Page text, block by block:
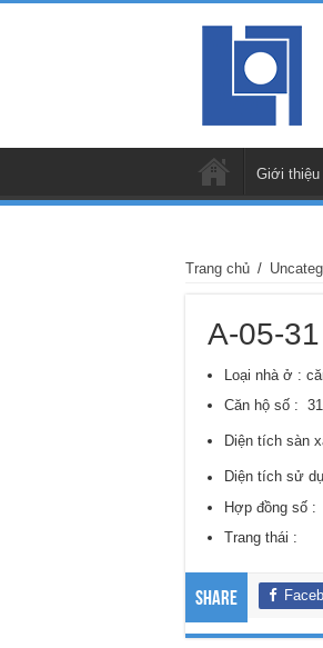
Giới thiệu
Trang chủ /
A-05-31
Loại nhà ở :
Căn hộ
Diện tích sàn
Diện tích sử
Hợp đồng số :
Trang thái :
Share